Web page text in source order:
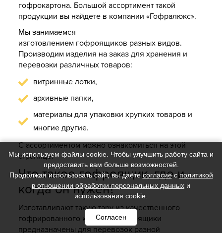
гофрокартона. Большой ассортимент такой
продукции вы найдете в компании «Гофралюкс».
Мы занимаемся
изготовлением гофроящиков разных видов.
Производим изделия на заказ для хранения и
перевозки различных товаров:
витринные лотки,
архивные папки,
материалы для упаковки хрупких товаров и
многие другие.
С ассортиментом можно ознакомиться на этой
странице.
Что такое гофроящик, где и
когда он нужен?
Изготавливают такую тару из качественного
гофрированного картона. Гофроящики
предназначены для перевозок разной
Мы используем файлы cookie. Чтобы улучшить работу сайта и
предоставить вам больше возможностей.
Продолжая использовать сайт, вы даёте согласиес политикой
в отношении обработки персональных данных и
использования cookie.
Согласен